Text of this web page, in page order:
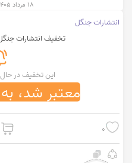
۱۸ مرداد ۱۴۰۵ ساعت ۱۶:۱۳
انتشارات جنگل
تخفیف انتشارات جنگل 60% ویژه گلدن
این تخفیف در
معتبر شد،
0